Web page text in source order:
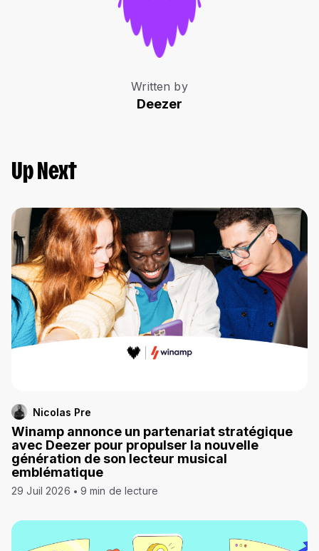
Written by
Deezer
Up Next
Nicolas Pre
Winamp annonce un partenariat stratégique
avec Deezer pour propulser la nouvelle
génération de son lecteur musical
emblématique
29 Juil 2026 9 min de lecture